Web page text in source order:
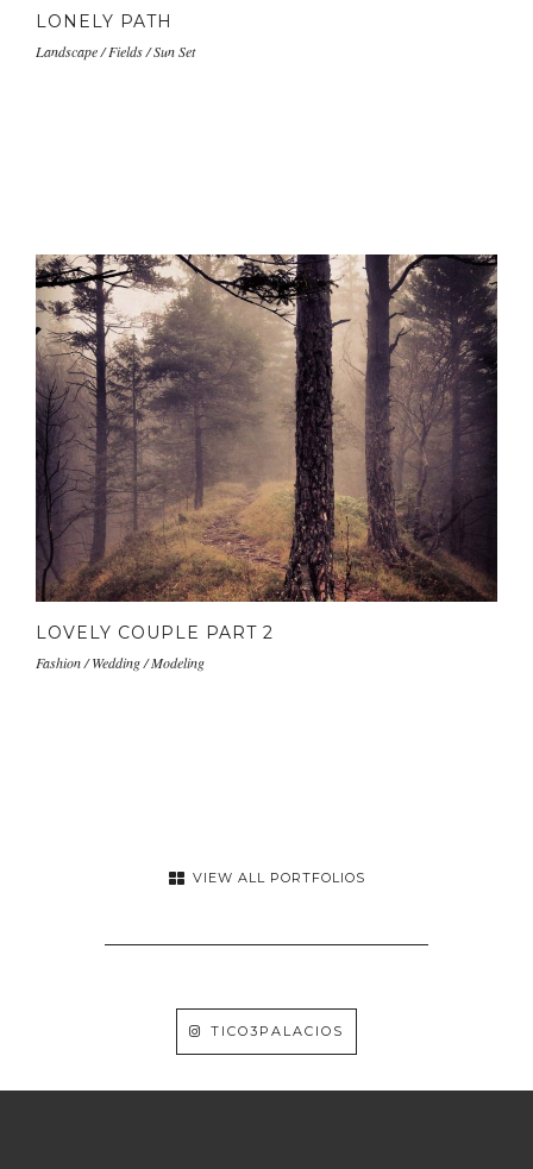
LONELY PATH
Landscape / Fields / Sun Set
LOVELY COUPLE PART 2
Fashion / Wedding / Modeling
VIEW ALL PORTFOLIOS
TICO3PALACIOS